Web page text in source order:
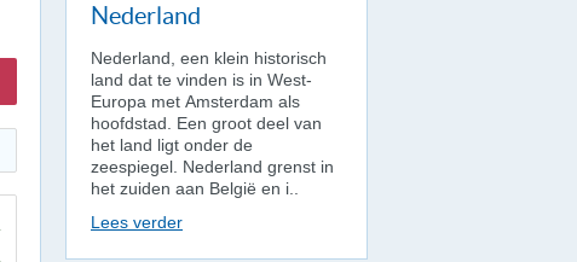
Nederland
Nederland, een klein historisch
land dat te vinden is in West-
Europa met Amsterdam als
hoofdstad. Een groot deel van
het land ligt onder de
zeespiegel. Nederland grenst in
het zuiden aan België en i..
Lees verder